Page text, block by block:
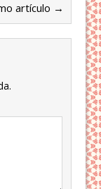
artículo →